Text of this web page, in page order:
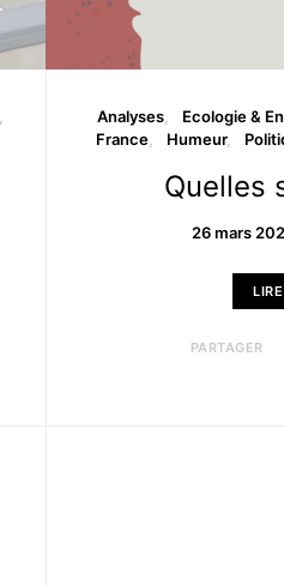
Analyses Ecologie &
France
Humeur
Quelles
26 mars
PARTAGER